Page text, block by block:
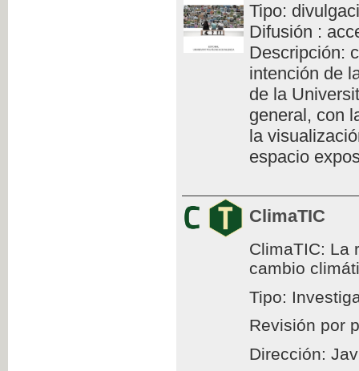
Tipo:
Difusión :
Descripción:
intención de
de la
general, con
la
espacio
ClimaTIC
ClimaTIC: La
cambio
Tipo:
Revisión por
Dirección: